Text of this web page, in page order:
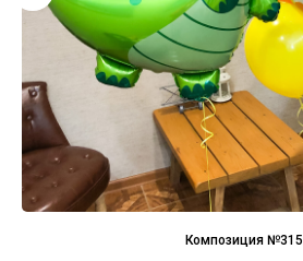
Композиция №315